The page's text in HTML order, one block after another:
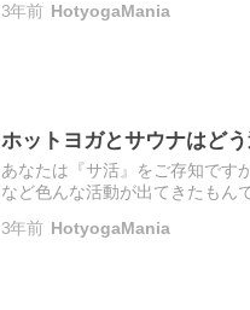
3年前 HotyogaMania
ホットヨガとサウナはど
あなたは『サ活』をご存知です
など色んな活動が出てきたもん
3年前 HotyogaMania